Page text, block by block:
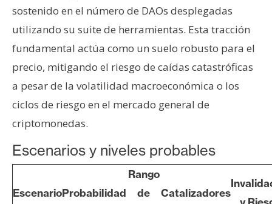
sostenido en el número de DAOs desplegadas
utilizando su suite de herramientas. Esta tracción
fundamental actúa como un suelo robusto para el
precio, mitigando el riesgo de caídas catastróficas
a pesar de la volatilidad macroeconómica o los
ciclos de riesgo en el mercado general de
criptomonedas.
Escenarios y niveles probables
EscenarioProbabilidad
Rango
de
Catalizadores